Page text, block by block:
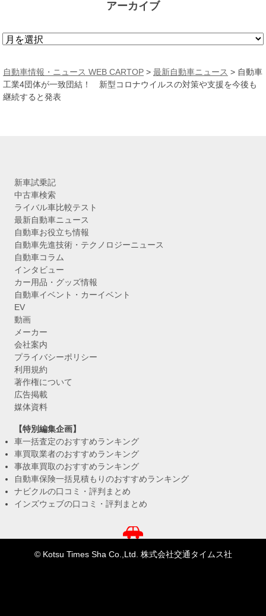
アーカイブ
ア
カ
イ
ブ
自動車情報・ニュース WEB CARTOP > 最新自動車ニュース > 自動車
工業4団体が一致団結！ 新型コロナウイルスの対策や支援を今後も
継続すると発表
新車試乗記
中古車検索
ライバル車比較テスト
最新自動車ニュース
自動車お役立ち情報
自動車先進技術・テクノロジーニュース
自動車コラム
インタビュー
カー用品・グッズ情報
自動車イベント・カーイベント
EV
動画
メーカー
会社案内
プライバシーポリシー
利用規約
著作権について
広告掲載
媒体資料
【特別編集企画】
車一括査定のおすすめランキング
車買取業者のおすすめランキング
事故車買取のおすすめランキング
自動車保険一括見積もりのおすすめランキング
ナビクルの口コミ・評判まとめ
インズウェブの口コミ・評判まとめ
© Kotsu Times Sha Co.,Ltd. 株式会社交通タイムス社